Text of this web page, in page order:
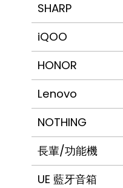
SHARP
iQOO
HONOR
Lenovo
NOTHING
長輩/功能機
UE 藍牙音箱